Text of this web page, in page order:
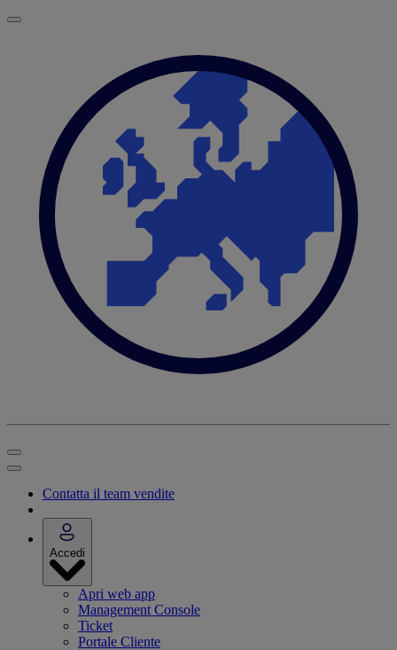
Contatta il team vendite
Accedi
Apri web app
Management Console
Ticket
Portale Cliente